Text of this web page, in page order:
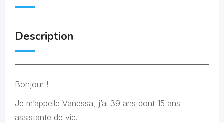
Description
Bonjour !
Je m’appelle Vanessa, j’ai 39 ans dont 15 ans
assistante de vie.